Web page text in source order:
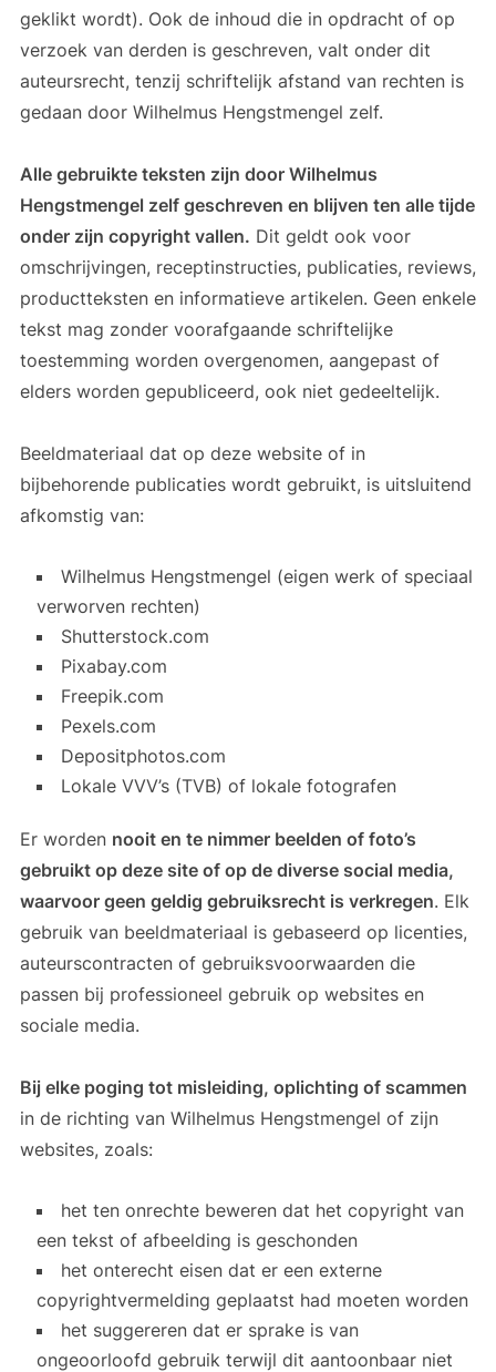
geklikt wordt). Ook de inhoud die in opdracht of op
verzoek van derden is geschreven, valt onder dit
auteursrecht, tenzij schriftelijk afstand van rechten is
gedaan door Wilhelmus Hengstmengel zelf.
Alle gebruikte teksten zijn door Wilhelmus
Hengstmengel zelf geschreven en blijven ten alle tijde
onder zijn copyright vallen. Dit geldt ook voor
omschrijvingen, receptinstructies, publicaties, reviews,
productteksten en informatieve artikelen. Geen enkele
tekst mag zonder voorafgaande schriftelijke
toestemming worden overgenomen, aangepast of
elders worden gepubliceerd, ook niet gedeeltelijk.
Beeldmateriaal dat op deze website of in
bijbehorende publicaties wordt gebruikt, is uitsluitend
afkomstig van:
Wilhelmus Hengstmengel (eigen werk of speciaal
verworven rechten)
Shutterstock.com
Pixabay.com
Freepik.com
Pexels.com
Depositphotos.com
Lokale VVV’s (TVB) of lokale fotografen
Er worden nooit en te nimmer beelden of foto’s
gebruikt op deze site of op de diverse social media,
waarvoor geen geldig gebruiksrecht is verkregen. Elk
gebruik van beeldmateriaal is gebaseerd op licenties,
auteurscontracten of gebruiksvoorwaarden die
passen bij professioneel gebruik op websites en
sociale media.
Bij elke poging tot misleiding, oplichting of scammen
in de richting van Wilhelmus Hengstmengel of zijn
websites, zoals:
het ten onrechte beweren dat het copyright van
een tekst of afbeelding is geschonden
het onterecht eisen dat er een externe
copyrightvermelding geplaatst had moeten worden
het suggereren dat er sprake is van
ongeoorloofd gebruik terwijl dit aantoonbaar niet